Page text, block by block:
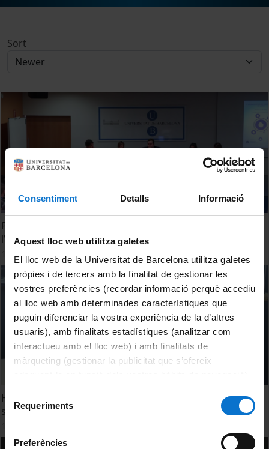
Consentiment Detalls Informació
Aquest lloc web utilitza galetes
El lloc web de la Universitat de Barcelona utilitza galetes
pròpies i de tercers amb la finalitat de gestionar les
vostres preferències (recordar informació perquè accediu
al lloc web amb determinades característiques que
puguin diferenciar la vostra experiència de la d’altres
usuaris), amb finalitats estadístiques (analitzar com
interactueu amb el lloc web) i amb finalitats de
màrqueting (gestionar la publicitat que s’ofereix
consultar laPolítica de galetes del lloc web de la
de Requeriments
Preferències
Sort
Presentació de la V Jornada de Joves Investigadors de
l’IdRA
15 June, 2022
Hydrobond Project: A new generation of
superhydrophobic wind turbines